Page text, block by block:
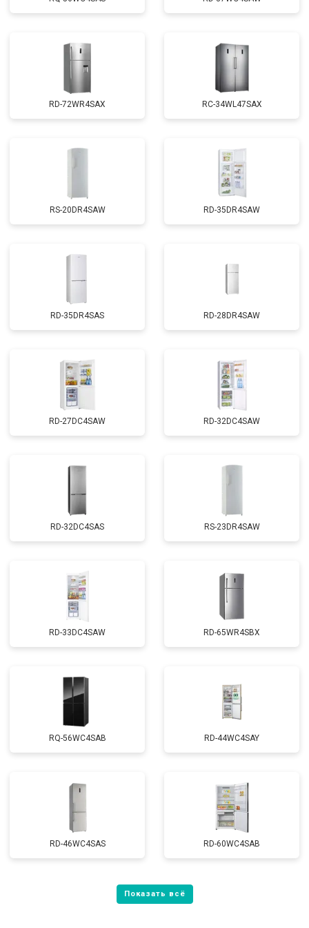
RD-72WR4SAX RС-34WL47SAX
RS-20DR4SAW RD-35DR4SAW
RD-35DR4SAS RD-28DR4SAW
RD-27DC4SAW RD-32DC4SAW
RD-32DC4SAS RS-23DR4SAW
RD-33DC4SAW RD-65WR4SBX
RQ-56WC4SAB RD-44WC4SAY
RD-46WC4SAS RD-60WC4SAB